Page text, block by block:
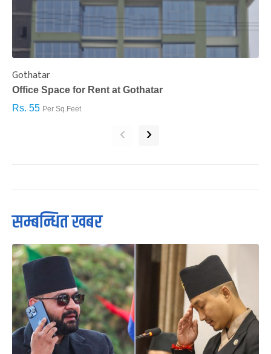
Gothatar
Office Space for Rent at Gothatar
Rs. 55 Per Sq.Feet
‹ ›
सम्बन्धित खबर